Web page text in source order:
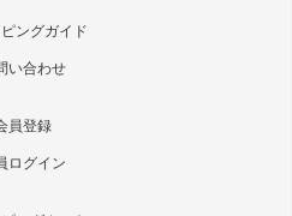
ングガイド
い合わせ
員登録
ログイン